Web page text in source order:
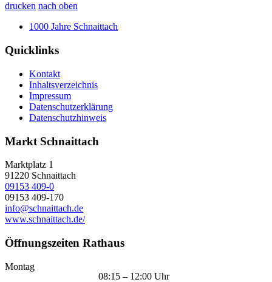
drucken nach oben
1000 Jahre Schnaittach
Quicklinks
Kontakt
Inhaltsverzeichnis
Impressum
Datenschutzerklärung
Datenschutzhinweis
Markt Schnaittach
Marktplatz 1
91220 Schnaittach
09153 409-0
09153 409-170
info@schnaittach.de
www.schnaittach.de/
Öffnungszeiten Rathaus
Montag
08:15 – 12:00 Uhr